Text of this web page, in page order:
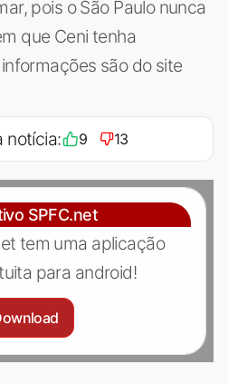
pois o São Paulo nunca
que Ceni tenha
são do site
notícia: 9 13
SPFC.net
tem uma aplicação
para android!